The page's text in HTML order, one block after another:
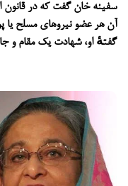
سفینه خان گفت که در قانون
آن هر عضو نیروهای مسلح یا
گفتهٔ او، شهادت یک مقام و